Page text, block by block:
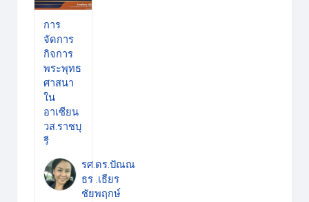
การ
จัดการ
กิจการ
พระพุทธ
ศาสนา
ใน
อาเซียน
วส.ราชบุ
รี
รศ.ดร.ปัณณ
ธร .เธียร
ชัยพฤกษ์